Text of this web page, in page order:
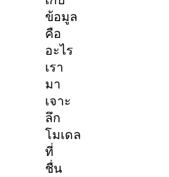
ข้อมูล
คือ
อะไร
เรา
มา
เจาะ
ลึก
โมเดล
ที่
ชื่น